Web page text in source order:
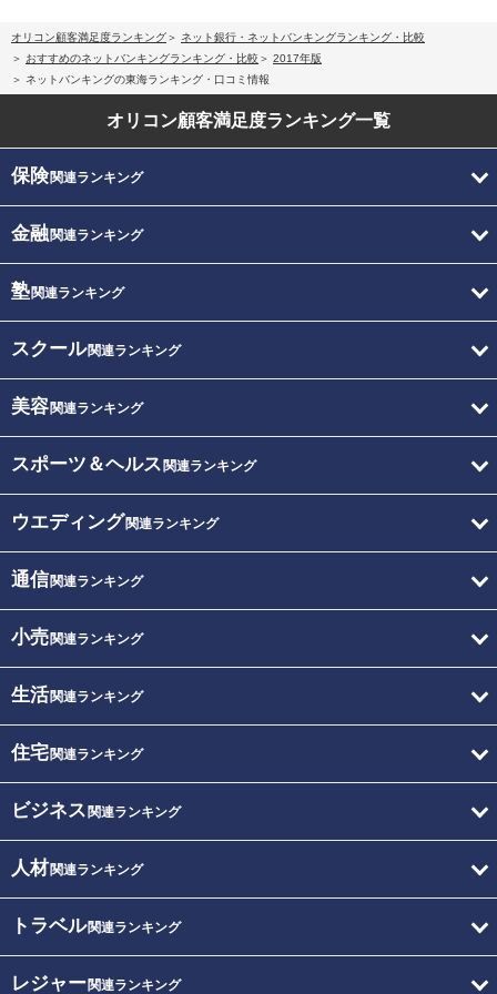
オリコン顧客満足度ランキング
ネット銀行・ネットバンキングランキング・比較
おすすめのネットバンキングランキング・比較
2017年版
ネットバンキングの東海ランキング・口コミ情報
オリコン顧客満足度ランキング一覧
保険関連ランキング
金融関連ランキング
塾関連ランキング
スクール関連ランキング
美容関連ランキング
スポーツ＆ヘルス 関連ランキング
ウエディング関連ランキング
通信関連ランキング
小売関連ランキング
生活関連ランキング
住宅関連ランキング
ビジネス 関連ランキング
人材関連ランキング
トラベル関連ランキング
レジャー関連ランキング